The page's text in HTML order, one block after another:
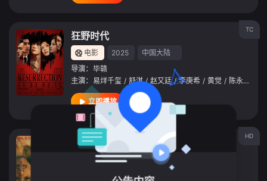
TC
狂野时代
电影 2025
中国大陆
导演： 毕赣
主演： 易烊千玺 / 舒淇 / 赵又廷 / 李庚希 / 黄觉 / 陈永忠
立即播放
HD
热带往事
电影 2021
中国大陆
温仕培